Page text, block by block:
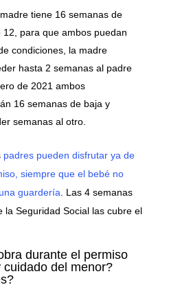
tiene 16 semanas de
12, para que ambos puedan
condiciones, la madre
hasta 2 semanas al padre
de 2021 ambos
16 semanas de baja y
semanas al otro.
padres pueden disfrutar ya de
siempre que el bebé no
guardería . Las 4 semanas
la Seguridad Social las cubre el
durante el permiso
cuidado del menor?